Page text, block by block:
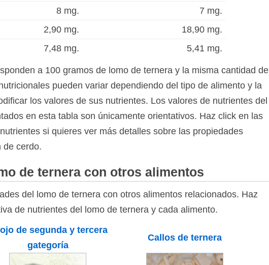
8 mg.
7 mg.
2,90 mg.
18,90 mg.
7,48 mg. 5,41 mg.
a 100 gramos de lomo de ternera y la misma cantidad de
pueden variar dependiendo del tipo de alimento y la
los valores de sus nutrientes. Los valores de nutrientes del
en esta tabla son únicamente orientativos. Haz click en las
si quieres ver más detalles sobre las propiedades
de cerdo.
de ternera con otros alimentos
del lomo de ternera con otros alimentos relacionados. Haz
de nutrientes del lomo de ternera y cada alimento.
de segunda y tercera
gategoría
Callos de ternera